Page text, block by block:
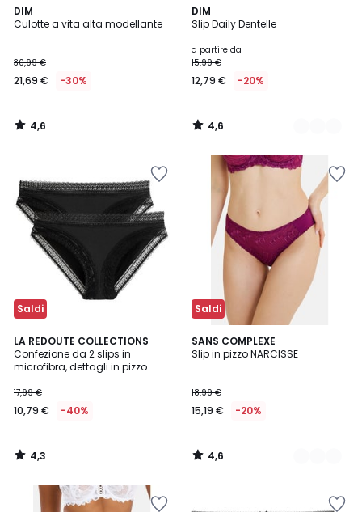
DIM
Culotte a vita alta modellante
30,99 €
21,69 € -30%
4,6
/ 5
4,6
/
DIM
Slip Daily Dentelle
a partire da
15,99 €
12,79 € -20%
4,6
/ 5
4
Colori
4,6
/
Saldi
LA REDOUTE COLLECTIONS
Confezione da 2 slips in
microfibra, dettagli in pizzo
17,99 €
10,79 € -40%
4,3
/ 5
4,3
/
Saldi
SANS COMPLEXE
Slip in pizzo NARCISSE
18,99 €
15,19 € -20%
4,6
/ 5
2
Colori
4,6
/